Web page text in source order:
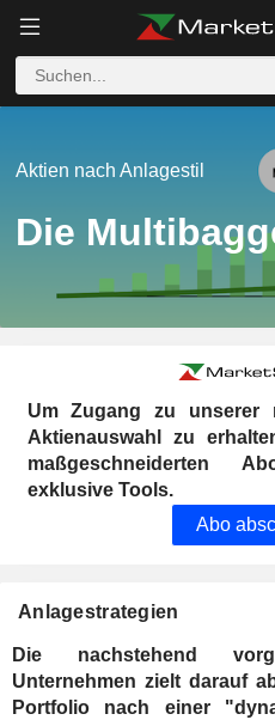
Aktien nach Anlagestil
Die
Um Zugang zu unserer
Aktienauswahl zu
maßgeschneiderten
exklusive Tools.
Abo
Anlagestrategien
Die nachstehend
Unternehmen zielt darauf
Portfolio nach einer